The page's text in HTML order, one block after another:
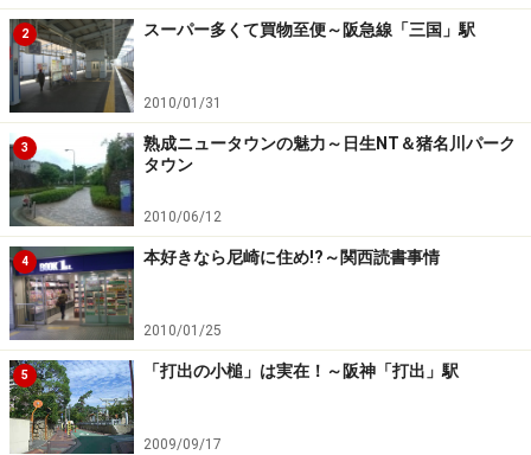
2 スーパー多くて買物至便～阪急線「三国」駅
2010/01/31
3
熟成ニュータウンの魅力～日生NT＆猪名川パーク
タウン
2010/06/12
4 本好きなら尼崎に住め!?～関西読書事情
2010/01/25
5 「打出の小槌」は実在！～阪神「打出」駅
2009/09/17